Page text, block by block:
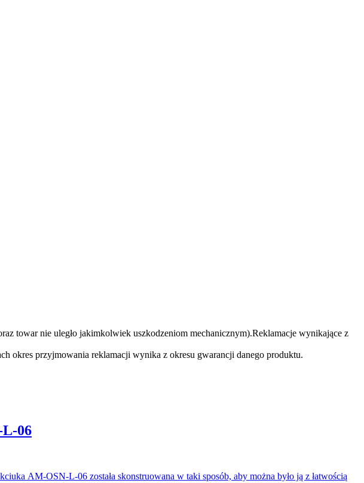
towar nie uległo jakimkolwiek uszkodzeniom mechanicznym).Reklamacje wynikające z
okres przyjmowania reklamacji wynika z okresu gwarancji danego produktu.
L-06
AM-OSN-L-06 została skonstruowana w taki sposób, aby można było ją z łatwością